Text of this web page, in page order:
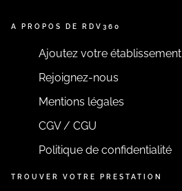
A PROPOS DE RDV360
Ajoutez votre établissement
Rejoignez-nous
Mentions légales
CGV / CGU
Politique de confidentialité
TROUVER VOTRE PRESTATION